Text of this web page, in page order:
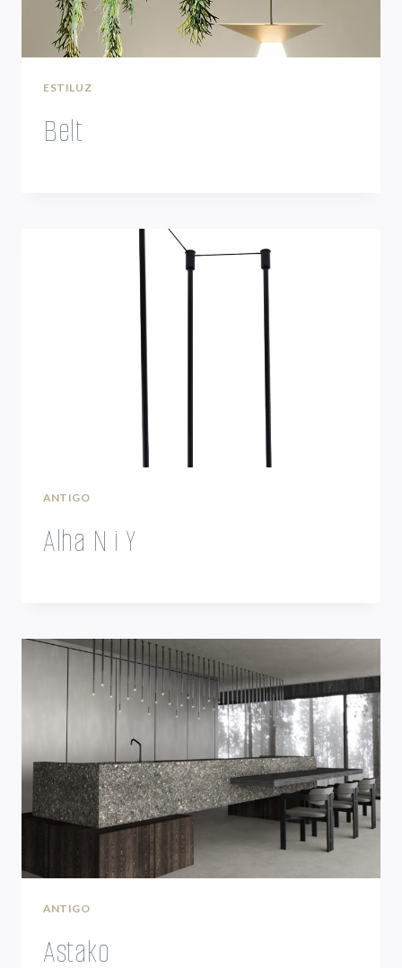
ESTILUZ
Belt
ANTIGO
Alha N i Y
ANTIGO
Astako